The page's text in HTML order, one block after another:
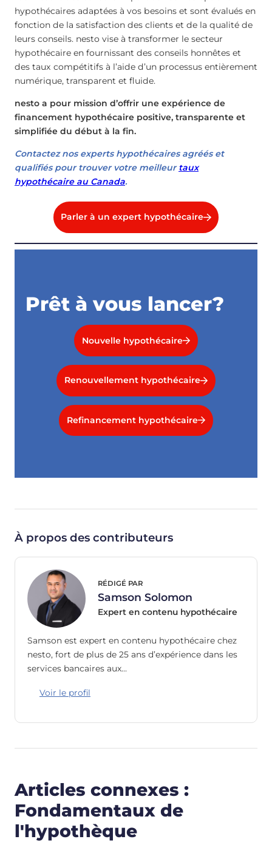
hypothécaires adaptées à vos besoins et sont évalués en
fonction de la satisfaction des clients et de la qualité de
leurs conseils. nesto vise à transformer le secteur
hypothécaire en fournissant des conseils honnêtes et
des taux compétitifs à l’aide d’un processus entièrement
numérique, transparent et fluide.
nesto a pour mission d’offrir une expérience de
financement hypothécaire positive, transparente et
simplifiée du début à la fin.
Contactez nos experts hypothécaires agréés et
qualifiés pour trouver votre meilleurtaux
hypothécaire au Canada.
Parler à un expert hypothécaire
Prêt à vous lancer?
Nouvelle hypothécaire
Renouvellement hypothécaire
Refinancement hypothécaire
À propos des contributeurs
RÉDIGÉ PAR
Samson Solomon
Expert en contenu hypothécaire
Samson est expert en contenu hypothécaire chez
nesto, fort de plus de 25 ans d’expérience dans les
services bancaires aux…
Voir le profil
Articles connexes :
Fondamentaux de
l'hypothèque